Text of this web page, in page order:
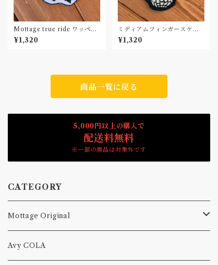
Mottage true ride ワッペン
刺繍 Patch
¥1,320
ミディアムフィンガースケル
トン カーワッペン Car Patch
¥1,320
商品一覧に戻る
5,000円以上の購入で
配送料無料
※一部の商品は対象外です
CATEGORY
Mottage Original
Tシャツ
Avy COLA